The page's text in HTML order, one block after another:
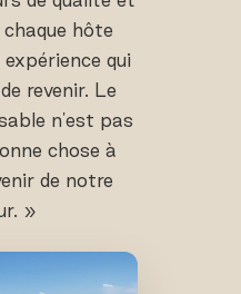
chaque hôte
qui
revenir. Le
n'est pas
chose à
de notre
»